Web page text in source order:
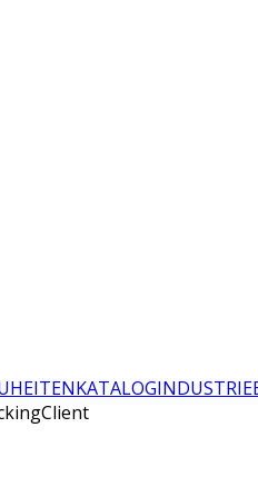
KATALOG